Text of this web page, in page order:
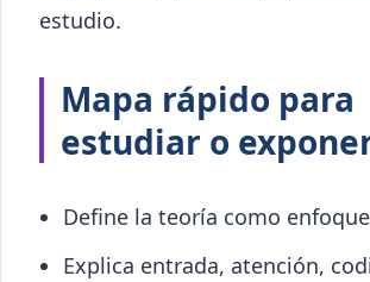
estudio.
Mapa rápido para
estudiar o
Define la teoría como
Explica entrada, atención,